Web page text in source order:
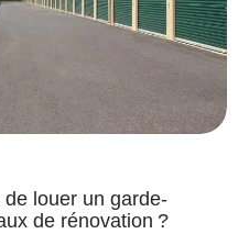
louer un garde-
de rénovation ?